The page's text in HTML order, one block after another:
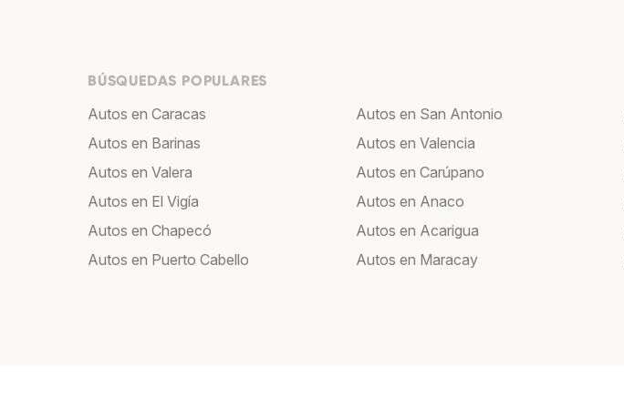
BÚSQUEDAS POPULARES
Autos en Caracas
Autos en Barinas
Autos en Valera
Autos en El Vigía
Autos en Chapecó
Autos en Puerto Cabello
Autos en San Antonio
Autos en Valencia
Autos en Carúpano
Autos en Anaco
Autos en Acarigua
Autos en Maracay